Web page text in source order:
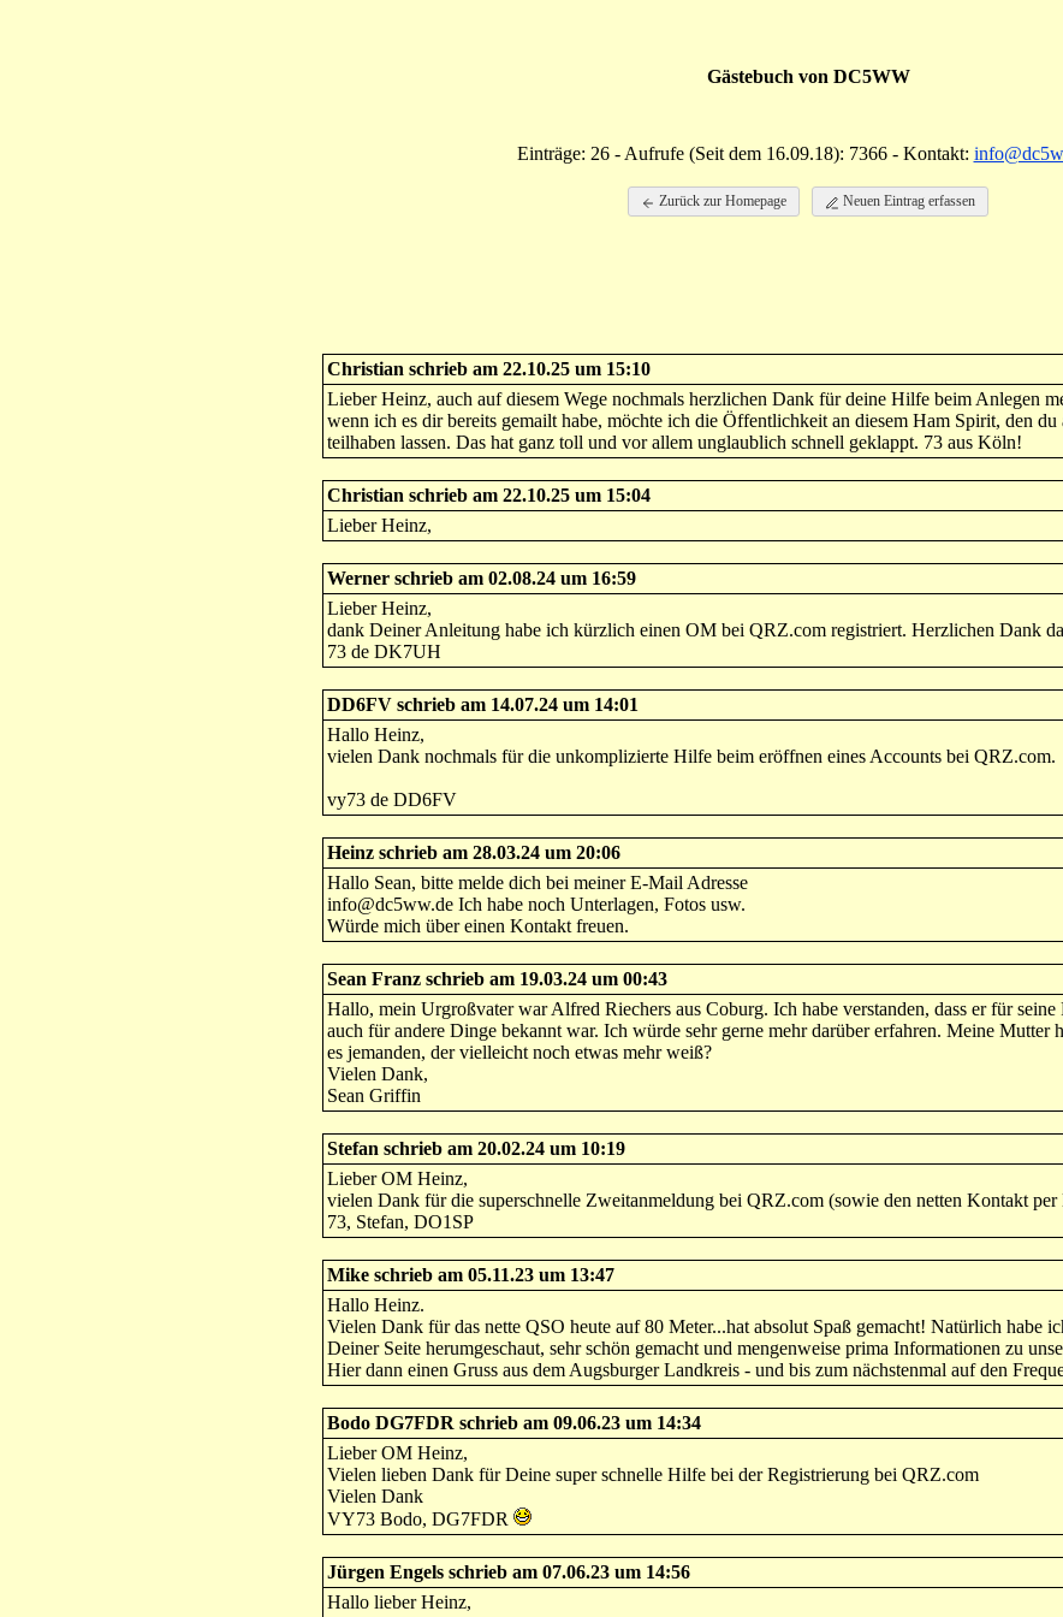
Gästebuch von DC5WW
Einträge: 26 - Aufrufe (Seit dem 16.09.18): 7366 - Kontakt:
Zurück zur Homepage Neuen Eintrag erfassen
Christian schrieb am 22.10.25 um 15:10
Lieber Heinz, auch auf diesem Wege nochmals herzlichen Dank für deine Hilfe beim Anlegen
wenn ich es dir bereits gemailt habe, möchte ich die Öffentlichkeit an diesem Ham Spirit, den du
teilhaben lassen. Das hat ganz toll und vor allem unglaublich schnell geklappt. 73 aus Köln!
Christian schrieb am 22.10.25 um 15:04
Lieber Heinz,
Werner schrieb am 02.08.24 um 16:59
Lieber Heinz,
dank Deiner Anleitung habe ich kürzlich einen OM bei QRZ.com registriert. Herzlichen Dank
73 de DK7UH
DD6FV schrieb am 14.07.24 um 14:01
Hallo Heinz,
vielen Dank nochmals für die unkomplizierte Hilfe beim eröffnen eines Accounts bei QRZ.com.
vy73 de DD6FV
Heinz schrieb am 28.03.24 um 20:06
Hallo Sean, bitte melde dich bei meiner E-Mail Adresse
info@dc5ww.de Ich habe noch Unterlagen, Fotos usw.
Würde mich über einen Kontakt freuen.
Sean Franz schrieb am 19.03.24 um 00:43
Hallo, mein Urgroßvater war Alfred Riechers aus Coburg. Ich habe verstanden, dass er für seine
auch für andere Dinge bekannt war. Ich würde sehr gerne mehr darüber erfahren. Meine Mutter
es jemanden, der vielleicht noch etwas mehr weiß?
Vielen Dank,
Sean Griffin
Stefan schrieb am 20.02.24 um 10:19
Lieber OM Heinz,
vielen Dank für die superschnelle Zweitanmeldung bei QRZ.com (sowie den netten Kontakt
73, Stefan, DO1SP
Mike schrieb am 05.11.23 um 13:47
Hallo Heinz.
Vielen Dank für das nette QSO heute auf 80 Meter...hat absolut Spaß gemacht! Natürlich habe
Deiner Seite herumgeschaut, sehr schön gemacht und mengenweise prima Informationen zu
Hier dann einen Gruss aus dem Augsburger Landkreis - und bis zum nächstenmal auf den
Bodo DG7FDR schrieb am 09.06.23 um 14:34
Lieber OM Heinz,
Vielen lieben Dank für Deine super schnelle Hilfe bei der Registrierung bei QRZ.com
Vielen Dank
VY73 Bodo, DG7FDR
Jürgen Engels schrieb am 07.06.23 um 14:56
Hallo lieber Heinz,